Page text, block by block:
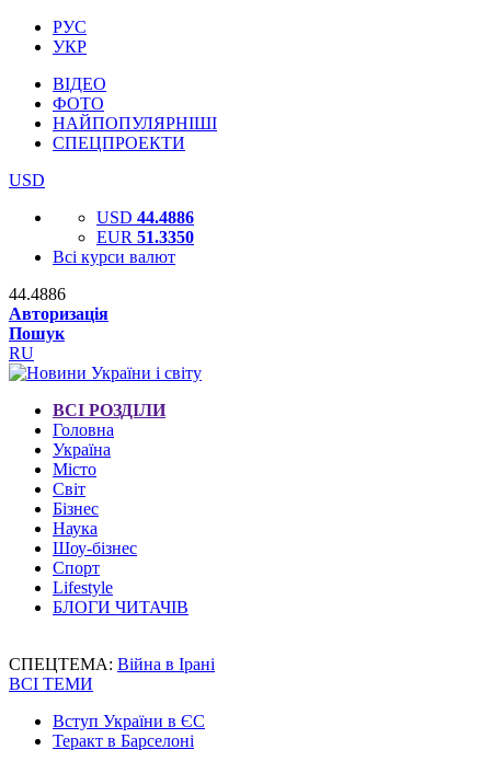
РУС
УКР
ВІДЕО
ФОТО
НАЙПОПУЛЯРНІШІ
СПЕЦПРОЕКТИ
USD
USD 44.4886
EUR 51.3350
Всі курси валют
44.4886
Авторизація
Пошук
RU
ВСІ РОЗДІЛИ
Головна
Україна
Місто
Світ
Бізнес
Наука
Шоу-бізнес
Спорт
Lifestyle
БЛОГИ ЧИТАЧІВ
СПЕЦТЕМА: Війна в Ірані
ВСІ ТЕМИ
Вступ України в ЄС
Теракт в Барселоні